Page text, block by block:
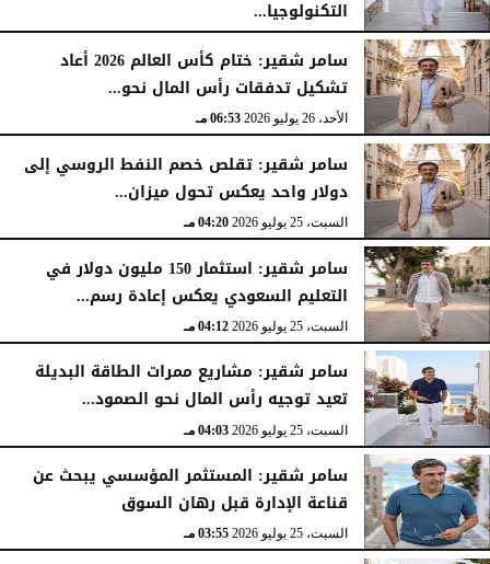
التكنولوجيا...
الأحد، 26 يوليو 2026 07:03 مـ
سامر شقير: ختام كأس العالم 2026 أعاد
تشكيل تدفقات رأس المال نحو...
الأحد، 26 يوليو 2026 06:53 مـ
سامر شقير: تقلص خصم النفط الروسي إلى
دولار واحد يعكس تحول ميزان...
السبت، 25 يوليو 2026 04:20 مـ
سامر شقير: استثمار 150 مليون دولار في
التعليم السعودي يعكس إعادة رسم...
السبت، 25 يوليو 2026 04:12 مـ
سامر شقير: مشاريع ممرات الطاقة البديلة
تعيد توجيه رأس المال نحو الصمود...
السبت، 25 يوليو 2026 04:03 مـ
سامر شقير: المستثمر المؤسسي يبحث عن
قناعة الإدارة قبل رهان السوق
السبت، 25 يوليو 2026 03:55 مـ